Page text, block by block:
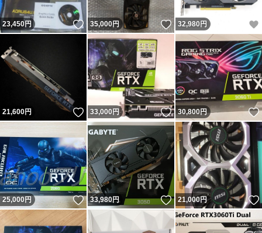
23,450円 いいね！
35,000円 いいね！
32,980 円
21,600円 いいね！
33,000 円 いいね！
30,800円
25,000円 いいね！
33,980円 いいね！
21,000円